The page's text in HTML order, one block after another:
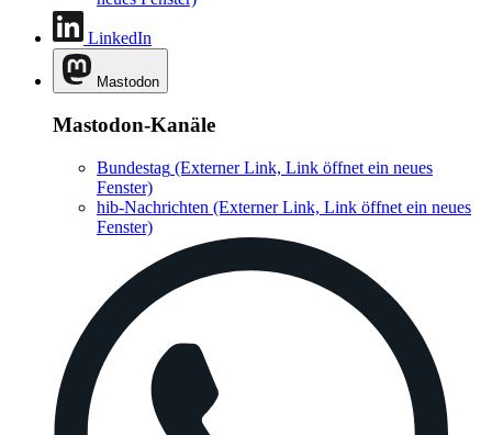
LinkedIn
Mastodon
Mastodon-Kanäle
Bundestag (Externer Link, Link öffnet ein neues
Fenster)
hib-Nachrichten (Externer Link, Link öffnet ein neues
Fenster)